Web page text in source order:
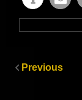
Previous